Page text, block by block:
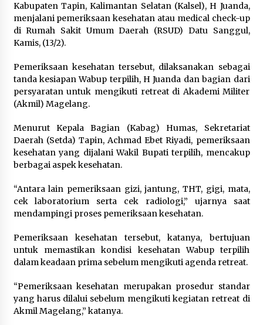
Kabupaten Tapin, Kalimantan Selatan (Kalsel), H Juanda,
menjalani pemeriksaan kesehatan atau medical check-up
di Rumah Sakit Umum Daerah (RSUD) Datu Sanggul,
Kamis, (13/2).
Pemeriksaan kesehatan tersebut, dilaksanakan sebagai
tanda kesiapan Wabup terpilih, H Juanda dan bagian dari
persyaratan untuk mengikuti retreat di Akademi Militer
(Akmil) Magelang.
Menurut Kepala Bagian (Kabag) Humas, Sekretariat
Daerah (Setda) Tapin, Achmad Ebet Riyadi, pemeriksaan
kesehatan yang dijalani Wakil Bupati terpilih, mencakup
berbagai aspek kesehatan.
“Antara lain pemeriksaan gizi, jantung, THT, gigi, mata,
cek laboratorium serta cek radiologi,” ujarnya saat
mendampingi proses pemeriksaan kesehatan.
Pemeriksaan kesehatan tersebut, katanya, bertujuan
untuk memastikan kondisi kesehatan Wabup terpilih
dalam keadaan prima sebelum mengikuti agenda retreat.
“Pemeriksaan kesehatan merupakan prosedur standar
yang harus dilalui sebelum mengikuti kegiatan retreat di
Akmil Magelang,” katanya.